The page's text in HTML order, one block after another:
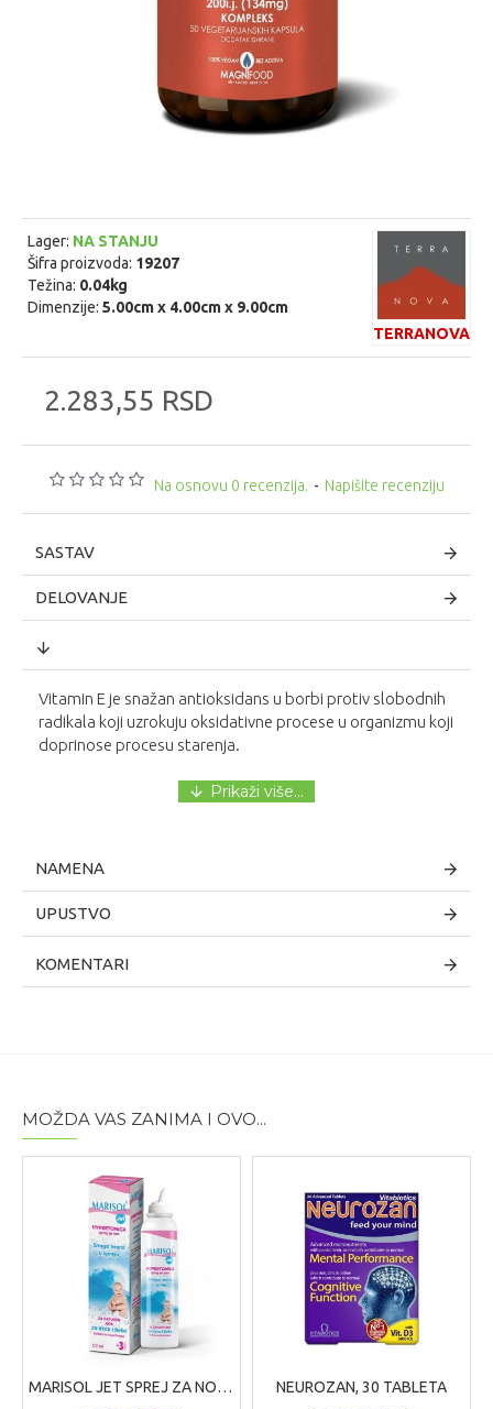
Na osnovu 0 recenzija. - Napišite recenziju
2.283,55 RSD
Lager: NA STANJU
Šifra proizvoda: 19207
Težina: 0.04kg
Dimenzije: 5.00cm x 4.00cm x 9.00cm
TERRANOVA
SASTAV
DELOVANJE
Vitamin E je snažan antioksidans u borbi protiv slobodnih
radikala koji uzrokuju oksidativne procese u organizmu koji
doprinose procesu starenja.
NAMENA
UPUSTVO
KOMENTARI
MOŽDA VAS ZANIMA I OVO...
MARISOL JET SPREJ ZA NOS ZA BEBE I DECU, 120ML NEUROZAN, 30 TABLETA